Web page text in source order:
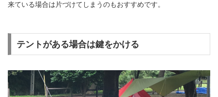
来ている場合は片づけてしまうのもおすすめです。
テントがある場合は鍵をかける